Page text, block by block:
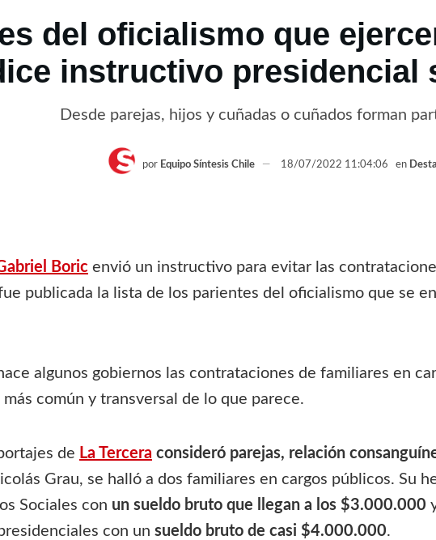
del oficialismo que
instructivo presidencial
Desde parejas, hijos y cuñadas o cuñados forman
por Equipo Síntesis Chile 18/07/2022 11:04:06 en
Boric envió un instructivo para evitar las
publicada la lista de los parientes del oficialismo que se
algunos gobiernos las contrataciones de familiares en
común y transversal de lo que parece.
de La Tercera consideró parejas, relación
Grau, se halló a dos familiares en cargos públicos. Su
Sociales con un sueldo bruto que llegan a los $3.000.000
con un sueldo bruto de casi $4.000.000.